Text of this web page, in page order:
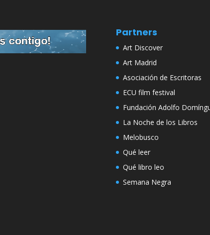
Partners
Art Discover
Art Madrid
Asociación de Escritoras
ECU film festival
Fundación Adolfo
La Noche de los Libros
Melobusco
Qué leer
Qué libro leo
Semana Negra